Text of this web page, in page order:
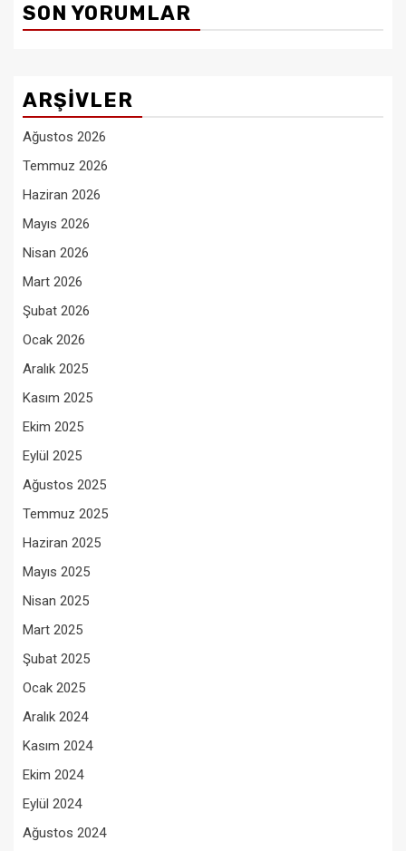
SON YORUMLAR
ARŞIVLER
Ağustos 2026
Temmuz 2026
Haziran 2026
Mayıs 2026
Nisan 2026
Mart 2026
Şubat 2026
Ocak 2026
Aralık 2025
Kasım 2025
Ekim 2025
Eylül 2025
Ağustos 2025
Temmuz 2025
Haziran 2025
Mayıs 2025
Nisan 2025
Mart 2025
Şubat 2025
Ocak 2025
Aralık 2024
Kasım 2024
Ekim 2024
Eylül 2024
Ağustos 2024